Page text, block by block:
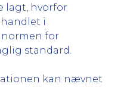
lagt, hvorfor
i
normen for
standard.
kan nævnet